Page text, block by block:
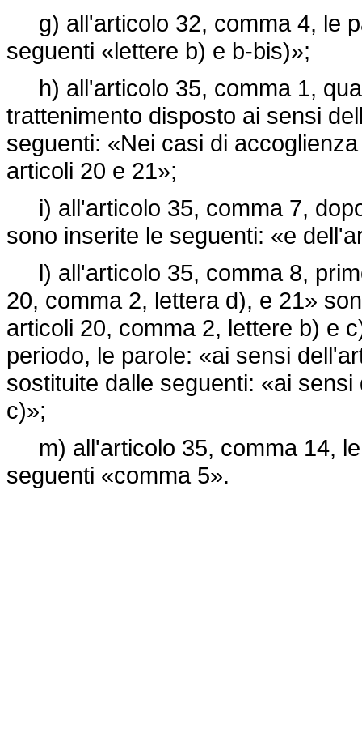
g) all'articolo 32, comma 4, le
seguenti «lettere b) e b-bis)»;
h) all'articolo 35, comma 1,
trattenimento disposto ai sensi
seguenti: «Nei casi di
articoli 20 e 21»;
i) all'articolo 35, comma 7,
sono inserite le seguenti: «e
l) all'articolo 35, comma 8,
20, comma 2, lettera d), e 21»
articoli 20, comma 2, lettere b) e
periodo, le parole: «ai sensi
sostituite dalle seguenti: «ai
c)»;
m) all'articolo 35, comma 14,
seguenti «comma 5».